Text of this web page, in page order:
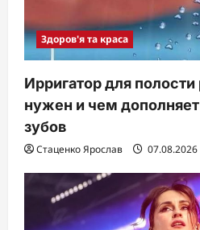
Здоров'я та краса
Ирригатор для полости
нужен и чем
зубов
Стаценко Ярослав 07.08.2026